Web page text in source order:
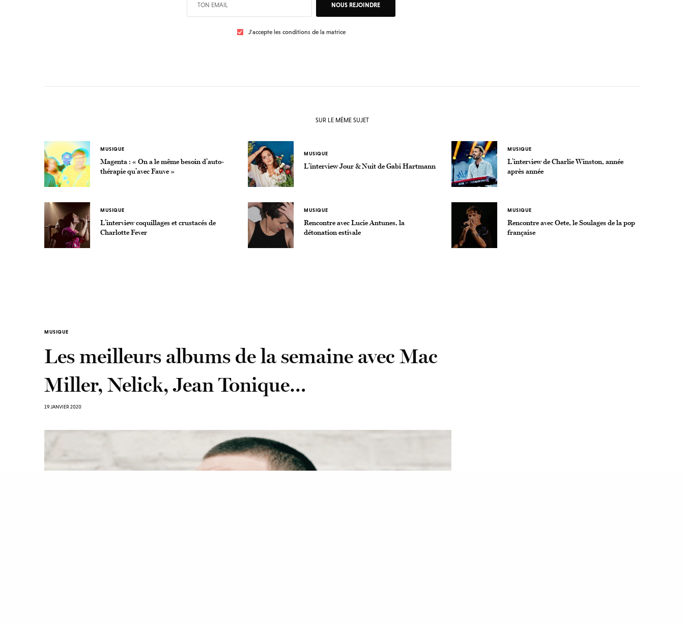
NOUS REJOINDRE
J'accepte les conditions de la matrice
SUR LE MÊME SUJET
MUSIQUE
Magenta : « On a le même besoin d’auto-
thérapie qu’avec Fauve »
MUSIQUE
L’interview Jour & Nuit de Gabi Hartmann
MUSIQUE
L’interview de Charlie Winston, année
après année
MUSIQUE
L’interview coquillages et crustacés de
Charlotte Fever
MUSIQUE
Rencontre avec Lucie Antunes, la
détonation estivale
MUSIQUE
Rencontre avec Oete, le Soulages de la pop
française
MUSIQUE
Les meilleurs albums de la semaine avec Mac
Miller, Nelick, Jean Tonique…
19 JANVIER 2020